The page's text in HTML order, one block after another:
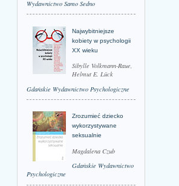
Wydawnictwo Samo Sedno
Najwybitniejsze
kobiety w psychologii
XX wieku
Sibylle Volkmann-Raue,
Helmut E. Lück
Gdańskie Wydawnictwo Psychologiczne
Zrozumieć dziecko
wykorzystywane
seksualnie
Magdalena Czub
Gdańskie Wydawnictwo
Psychologiczne